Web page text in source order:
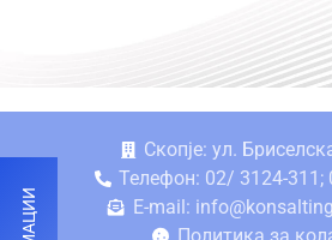
Скопје: ул.
Телефон: 02/ 3124-311;
E-mail: